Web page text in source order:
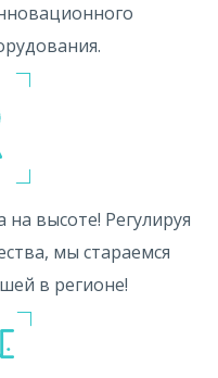
на высоте! Регулируя
мы стараемся
в регионе!